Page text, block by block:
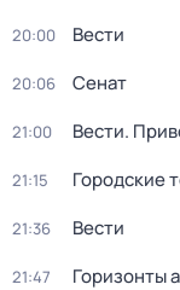
20:00 Вести
20:06 Сенат
21:00 Вести.
21:15 Городские
21:36 Вести
21:47 Горизонты